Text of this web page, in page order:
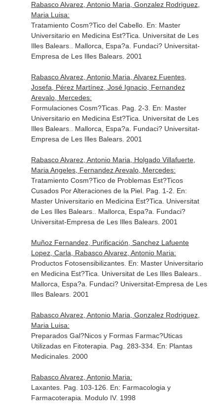
Rabasco Alvarez, Antonio Maria, Gonzalez Rodriguez,
Maria Luisa:
Tratamiento Cosm?Tico del Cabello. En: Master
Universitario en Medicina Est?Tica. Universitat de Les
Illes Balears.
. Mallorca, Espa?a. Fundaci? Universitat-
Empresa de Les Illes Balears. 2001
Rabasco Alvarez, Antonio Maria, Alvarez Fuentes,
Josefa, Pérez Martínez, José Ignacio, Fernandez
Arevalo, Mercedes:
Formulaciones Cosm?Ticas. Pag. 2-3. En: Master
Universitario en Medicina Est?Tica. Universitat de Les
Illes Balears.
. Mallorca, Espa?a. Fundaci? Universitat-
Empresa de Les Illes Balears. 2001
Rabasco Alvarez, Antonio Maria, Holgado Villafuerte,
Maria Angeles, Fernandez Arevalo, Mercedes:
Tratamiento Cosm?Tico de Problemas Est?Ticos
Cusados Por Alteraciones de la Piel. Pag. 1-2. En:
Master Universitario en Medicina Est?Tica. Universitat
de Les Illes Balears.
. Mallorca, Espa?a. Fundaci?
Universitat-Empresa de Les Illes Balears. 2001
Muñoz Fernandez, Purificación, Sanchez Lafuente
Lopez, Carla, Rabasco Alvarez, Antonio Maria:
Productos Fotosensibilizantes. En: Master Universitario
en Medicina Est?Tica. Universitat de Les Illes Balears.
Mallorca, Espa?a. Fundaci? Universitat-Empresa de Les
Illes Balears. 2001
Rabasco Alvarez, Antonio Maria, Gonzalez Rodriguez,
Maria Luisa:
Preparados Gal?Nicos y Formas Farmac?Uticas
Utilizadas en Fitoterapia. Pag. 283-334. En: Plantas
Medicinales. 2000
Rabasco Alvarez, Antonio Maria:
Laxantes. Pag. 103-126. En: Farmacologia y
Farmacoterapia. Modulo IV. 1998